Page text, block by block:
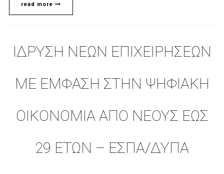
read more
ΙΔΡΥΣΗ ΝΕΩΝ ΕΠΙΧΕΙΡΗΣΕΩΝ
ΜΕ ΕΜΦΑΣΗ ΣΤΗΝ ΨΗΦΙΑΚΗ
ΟΙΚΟΝΟΜΙΑ ΑΠΟ ΝΕΟΥΣ ΕΩΣ
29 ΕΤΩΝ – ΕΣΠΑ/ΔΥΠΑ